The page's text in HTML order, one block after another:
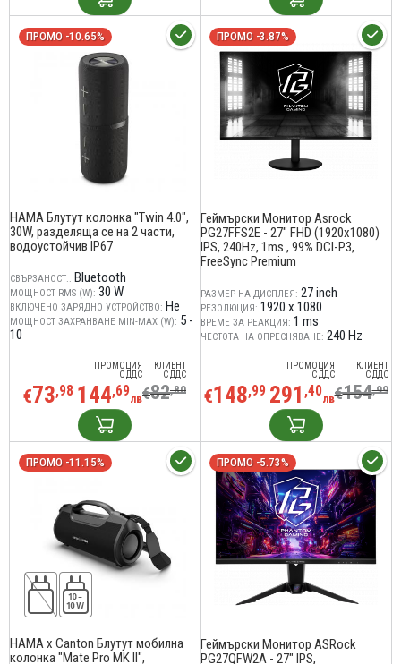
ПРОМО -10.65%
HAMA Блутут колонка "Twin 4.0",
30W, разделяща се на 2 части,
водоустойчив IP67
СВЪРЗАНОСТ.: Bluetooth
МОЩНОСТ RMS (W): 30 W
ВКЛЮЧЕНО ЗАРЯДНО УСТРОЙСТВО: Не
МОЩНОСТ ЗАХРАНВАНЕ MIN-MAX (W): 5 -
10
ПРОМОЦИЯ
С ДДС
€73,98 144,69лв
КЛИЕНТ
С ДДС
€82,80
ПРОМО -3.87%
Геймърски Монитор Asrock
PG27FFS2E - 27" FHD (1920x1080)
IPS, 240Hz, 1ms , 99% DCI-P3,
FreeSync Premium
РАЗМЕР НА ДИСПЛЕЯ: 27 inch
РЕЗОЛЮЦИЯ: 1920 x 1080
ВРЕМЕ ЗА РЕАКЦИЯ: 1 ms
ЧЕСТОТА НА ОПРЕСНЯВАНЕ: 240 Hz
ПРОМОЦИЯ
С ДДС
€148,99 291 ,40лв
КЛИЕНТ
С ДДС
€154,99
ПРОМО -11.15%
HAMA x Canton Блутут мобилна
колонка "Mate Pro MK II",
ПРОМО -5.73%
Геймърски Монитор ASRock
PG27QFW2A - 27" IPS,